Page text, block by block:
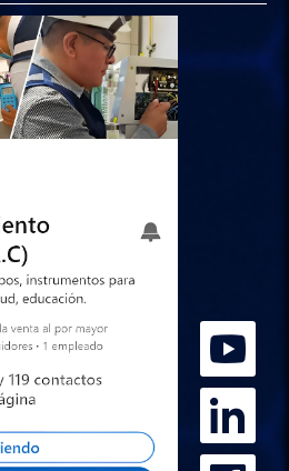
Mega Equipamiento,
y calibración de equipos